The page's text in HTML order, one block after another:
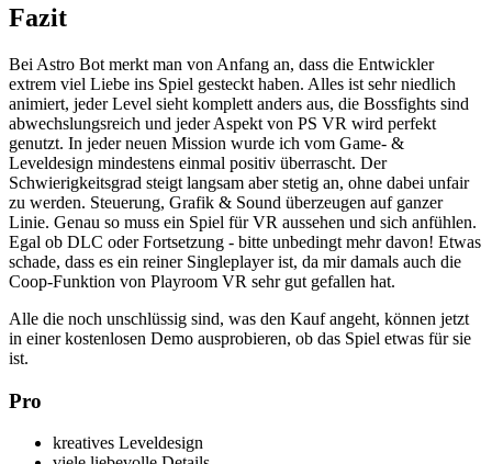
Fazit
Bei Astro Bot merkt man von Anfang an, dass die Entwickler
extrem viel Liebe ins Spiel gesteckt haben. Alles ist sehr niedlich
animiert, jeder Level sieht komplett anders aus, die Bossfights sind
abwechslungsreich und jeder Aspekt von PS VR wird perfekt
genutzt. In jeder neuen Mission wurde ich vom Game- &
Leveldesign mindestens einmal positiv überrascht. Der
Schwierigkeitsgrad steigt langsam aber stetig an, ohne dabei unfair
zu werden. Steuerung, Grafik & Sound überzeugen auf ganzer
Linie. Genau so muss ein Spiel für VR aussehen und sich anfühlen.
Egal ob DLC oder Fortsetzung - bitte unbedingt mehr davon! Etwas
schade, dass es ein reiner Singleplayer ist, da mir damals auch die
Coop-Funktion von Playroom VR sehr gut gefallen hat.
Alle die noch unschlüssig sind, was den Kauf angeht, können jetzt
in einer kostenlosen Demo ausprobieren, ob das Spiel etwas für sie
ist.
Pro
kreatives Leveldesign